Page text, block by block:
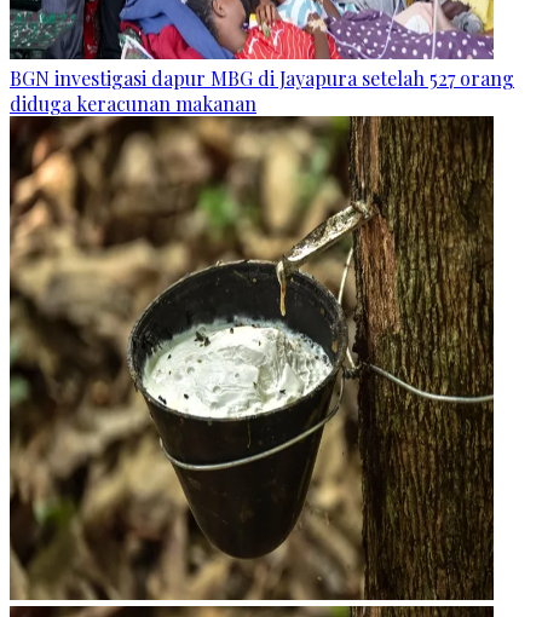
BGN investigasi dapur MBG di Jayapura setelah 527 orang
diduga keracunan makanan